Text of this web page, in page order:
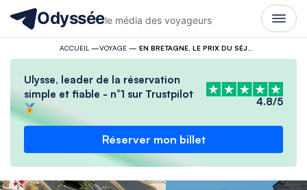
Odysséele média des voyageurs
ACCUEIL —VOYAGE—
Ulysse, leader de la réservation
simple et fiable - n°1 sur Trustpilot
4.8/5
Réserver mon billet